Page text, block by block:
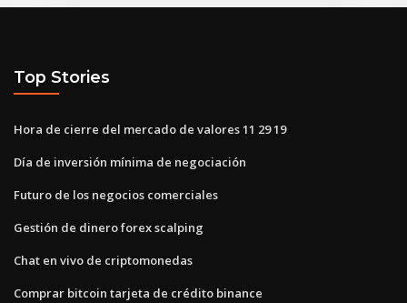
Top Stories
Hora de cierre del mercado de valores 11 29 19
Día de inversión mínima de negociación
Futuro de los negocios comerciales
Gestión de dinero forex scalping
Chat en vivo de criptomonedas
Comprar bitcoin tarjeta de crédito binance